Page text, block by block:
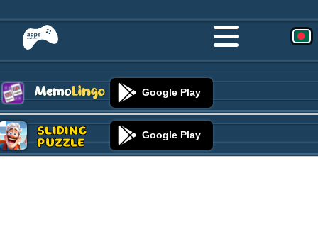
Google Play
Sliding
Puzzle Google Play